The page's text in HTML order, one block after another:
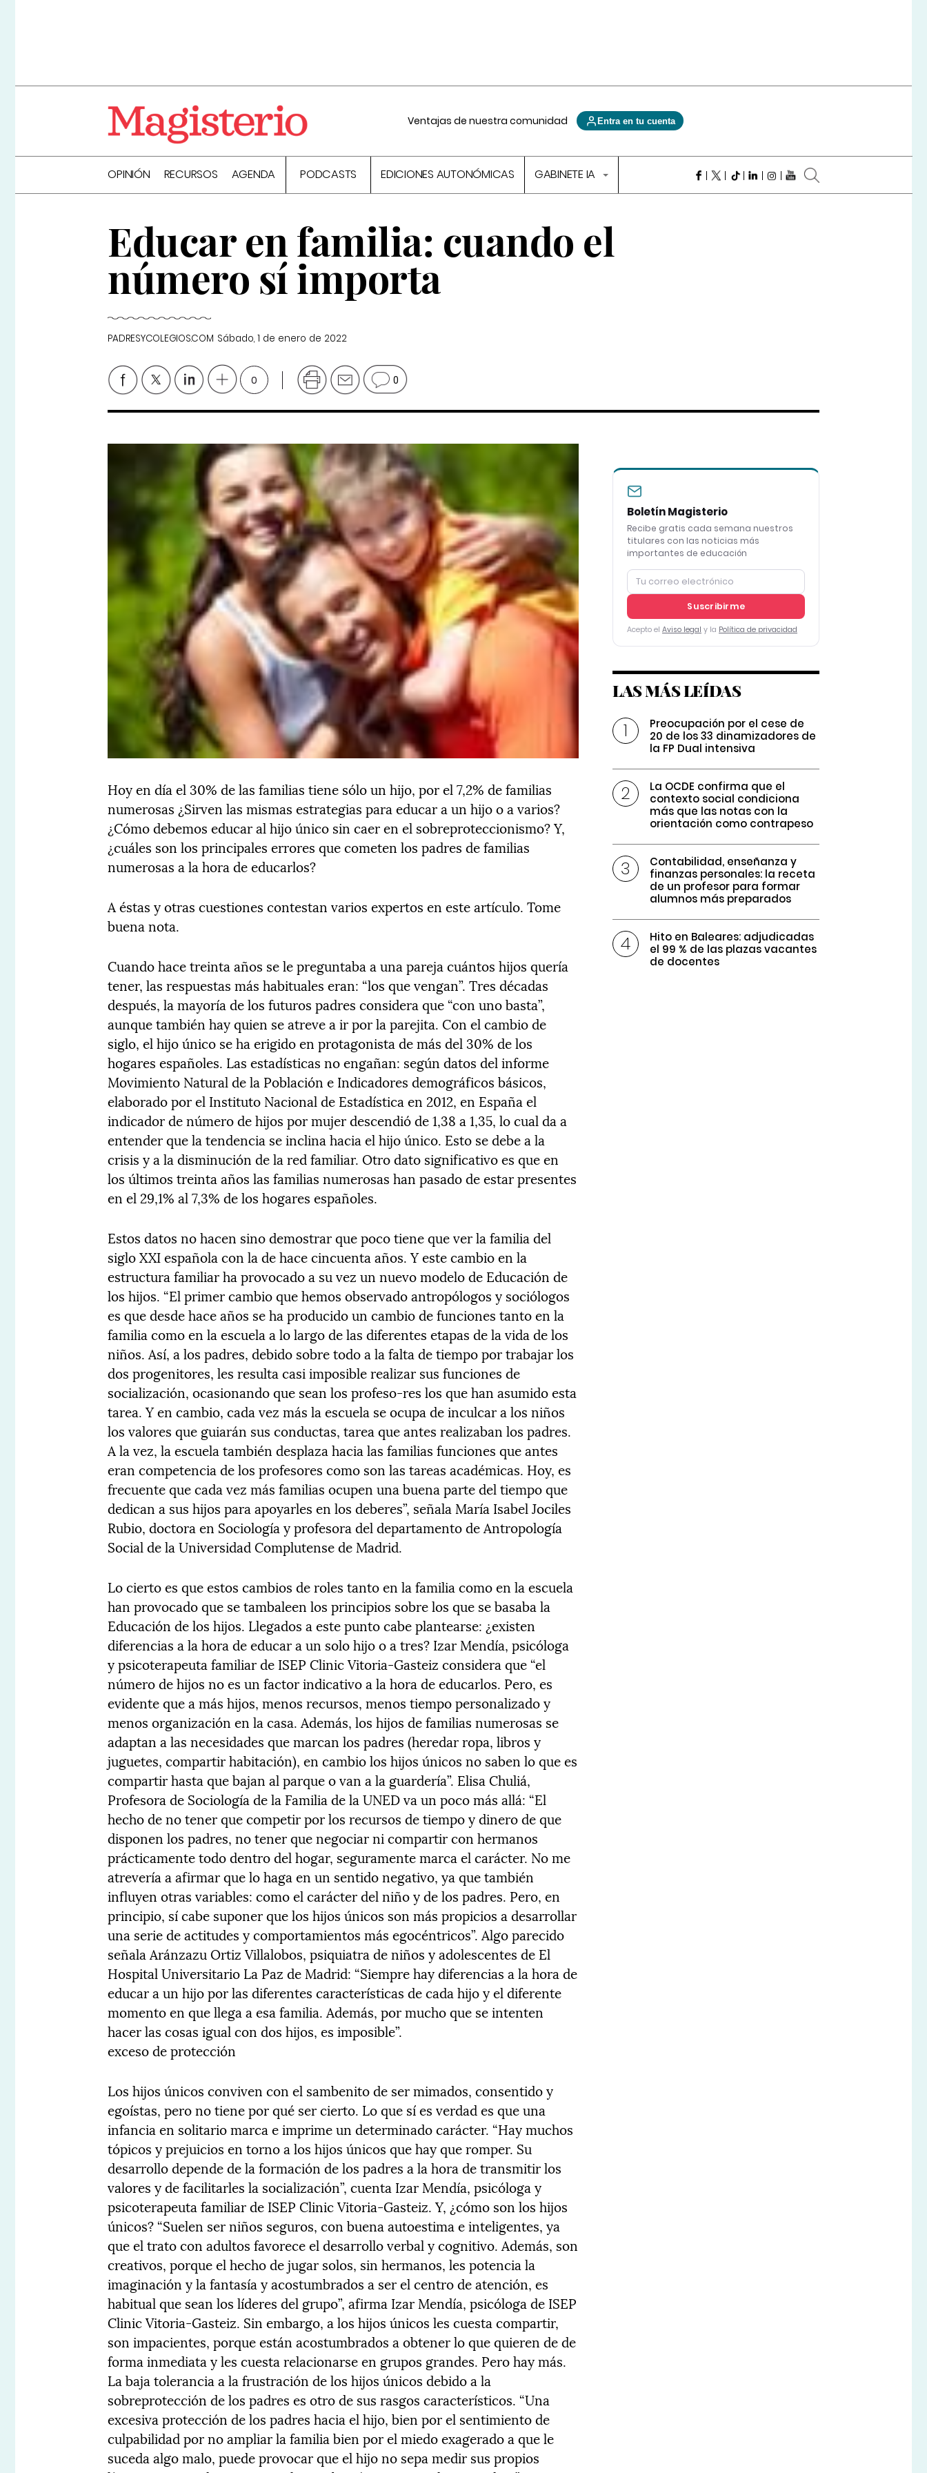
Ventajas de nuestra comunidad Entra en tu cuenta
OPINIÓN RECURSOS AGENDA PODCASTS EDICIONES AUTONÓMICAS GABINETE IA
Educar en familia: cuando el
número sí importa
PADRESYCOLEGIOS.COM Sábado, 1 de enero de 2022
0 0
Hoy en día el 30% de las familias tiene sólo un hijo, por el 7,2% de familias
numerosas ¿Sirven las mismas estrategias para educar a un hijo o a varios?
¿Cómo debemos educar al hijo único sin caer en el sobreproteccionismo? Y,
¿cuáles son los principales errores que cometen los padres de familias
numerosas a la hora de educarlos?
A éstas y otras cuestiones contestan varios expertos en este artículo. Tome
buena nota.
Cuando hace treinta años se le preguntaba a una pareja cuántos hijos quería
tener, las respuestas más habituales eran: “los que vengan”. Tres décadas
después, la mayoría de los futuros padres considera que “con uno basta”,
aunque también hay quien se atreve a ir por la parejita. Con el cambio de
siglo, el hijo único se ha erigido en protagonista de más del 30% de los
hogares españoles. Las estadísticas no engañan: según datos del informe
Movimiento Natural de la Población e Indicadores demográficos básicos,
elaborado por el Instituto Nacional de Estadística en 2012, en España el
indicador de número de hijos por mujer descendió de 1,38 a 1,35, lo cual da a
entender que la tendencia se inclina hacia el hijo único. Esto se debe a la
crisis y a la disminución de la red familiar. Otro dato significativo es que en
los últimos treinta años las familias numerosas han pasado de estar presentes
en el 29,1% al 7,3% de los hogares españoles.
Estos datos no hacen sino demostrar que poco tiene que ver la familia del
siglo XXI española con la de hace cincuenta años. Y este cambio en la
estructura familiar ha provocado a su vez un nuevo modelo de Educación de
los hijos. “El primer cambio que hemos observado antropólogos y sociólogos
es que desde hace años se ha producido un cambio de funciones tanto en la
familia como en la escuela a lo largo de las diferentes etapas de la vida de los
niños. Así, a los padres, debido sobre todo a la falta de tiempo por trabajar los
dos progenitores, les resulta casi imposible realizar sus funciones de
socialización, ocasionando que sean los profeso-res los que han asumido esta
tarea. Y en cambio, cada vez más la escuela se ocupa de inculcar a los niños
los valores que guiarán sus conductas, tarea que antes realizaban los padres.
A la vez, la escuela también desplaza hacia las familias funciones que antes
eran competencia de los profesores como son las tareas académicas. Hoy, es
frecuente que cada vez más familias ocupen una buena parte del tiempo que
dedican a sus hijos para apoyarles en los deberes”, señala María Isabel Jociles
Rubio, doctora en Sociología y profesora del departamento de Antropología
Social de la Universidad Complutense de Madrid.
Lo cierto es que estos cambios de roles tanto en la familia como en la escuela
han provocado que se tambaleen los principios sobre los que se basaba la
Educación de los hijos. Llegados a este punto cabe plantearse: ¿existen
diferencias a la hora de educar a un solo hijo o a tres? Izar Mendía, psicóloga
y psicoterapeuta familiar de ISEP Clinic Vitoria-Gasteiz considera que “el
número de hijos no es un factor indicativo a la hora de educarlos. Pero, es
evidente que a más hijos, menos recursos, menos tiempo personalizado y
menos organización en la casa. Además, los hijos de familias numerosas se
adaptan a las necesidades que marcan los padres (heredar ropa, libros y
juguetes, compartir habitación), en cambio los hijos únicos no saben lo que es
compartir hasta que bajan al parque o van a la guardería”. Elisa Chuliá,
Profesora de Sociología de la Familia de la UNED va un poco más allá: “El
hecho de no tener que competir por los recursos de tiempo y dinero de que
disponen los padres, no tener que negociar ni compartir con hermanos
prácticamente todo dentro del hogar, seguramente marca el carácter. No me
atrevería a afirmar que lo haga en un sentido negativo, ya que también
influyen otras variables: como el carácter del niño y de los padres. Pero, en
principio, sí cabe suponer que los hijos únicos son más propicios a desarrollar
una serie de actitudes y comportamientos más egocéntricos”. Algo parecido
señala Aránzazu Ortiz Villalobos, psiquiatra de niños y adolescentes de El
Hospital Universitario La Paz de Madrid: “Siempre hay diferencias a la hora de
educar a un hijo por las diferentes características de cada hijo y el diferente
momento en que llega a esa familia. Además, por mucho que se intenten
hacer las cosas igual con dos hijos, es imposible”.
exceso de protección
Los hijos únicos conviven con el sambenito de ser mimados, consentido y
egoístas, pero no tiene por qué ser cierto. Lo que sí es verdad es que una
infancia en solitario marca e imprime un determinado carácter. “Hay muchos
tópicos y prejuicios en torno a los hijos únicos que hay que romper. Su
desarrollo depende de la formación de los padres a la hora de transmitir los
valores y de facilitarles la socialización”, cuenta Izar Mendía, psicóloga y
psicoterapeuta familiar de ISEP Clinic Vitoria-Gasteiz. Y, ¿cómo son los hijos
únicos? “Suelen ser niños seguros, con buena autoestima e inteligentes, ya
que el trato con adultos favorece el desarrollo verbal y cognitivo. Además, son
creativos, porque el hecho de jugar solos, sin hermanos, les potencia la
imaginación y la fantasía y acostumbrados a ser el centro de atención, es
habitual que sean los líderes del grupo”, afirma Izar Mendía, psicóloga de ISEP
Clinic Vitoria-Gasteiz. Sin embargo, a los hijos únicos les cuesta compartir,
son impacientes, porque están acostumbrados a obtener lo que quieren de de
forma inmediata y les cuesta relacionarse en grupos grandes. Pero hay más.
La baja tolerancia a la frustración de los hijos únicos debido a la
sobreprotección de los padres es otro de sus rasgos característicos. “Una
excesiva protección de los padres hacia el hijo, bien por el sentimiento de
culpabilidad por no ampliar la familia bien por el miedo exagerado a que le
suceda algo malo, puede provocar que el hijo no sepa medir sus propios
Boletín Magisterio
Recibe gratis cada semana nuestros
titulares con las noticias más
importantes de educación
Suscribirme
Acepto el Aviso legal y la Política de privacidad
LAS MÁS LEÍDAS
Preocupación por el cese de
20 de los 33 dinamizadores de
la FP Dual intensiva
La OCDE confirma que el
contexto social condiciona
más que las notas con la
orientación como contrapeso
Contabilidad, enseñanza y
finanzas personales: la receta
de un profesor para formar
alumnos más preparados
Hito en Baleares: adjudicadas
el 99 % de las plazas vacantes
de docentes